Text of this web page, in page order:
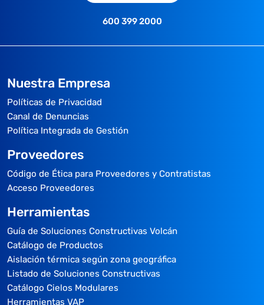
600 399 2000
Nuestra Empresa
Políticas de Privacidad
Canal de Denuncias
Política Integrada de Gestión
Proveedores
Código de Ética para Proveedores y Contratistas
Acceso Proveedores
Herramientas
Guía de Soluciones Constructivas Volcán
Catálogo de Productos
Aislación térmica según zona geográfica
Listado de Soluciones Constructivas
Catálogo Cielos Modulares
Herramientas VAP